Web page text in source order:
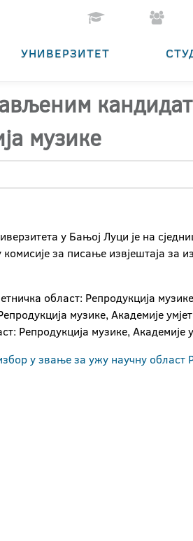
УНИВЕРЗИТЕТ
музике
у Бањој Луци је на
за писање извјештаја за
област: Репродукција
музике, Академије
Репродукција музике,
у звање за ужу научну